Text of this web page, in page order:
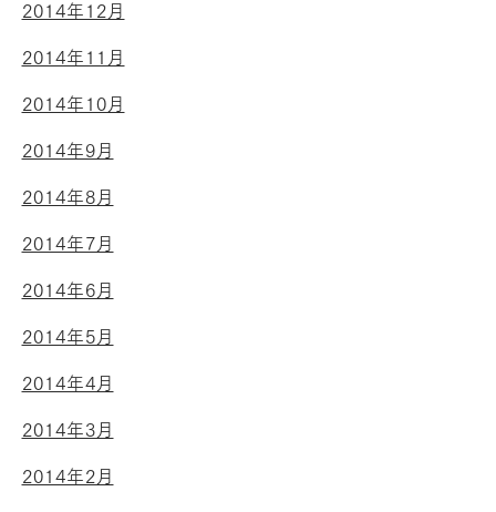
2014年12月
2014年11月
2014年10月
2014年9月
2014年8月
2014年7月
2014年6月
2014年5月
2014年4月
2014年3月
2014年2月